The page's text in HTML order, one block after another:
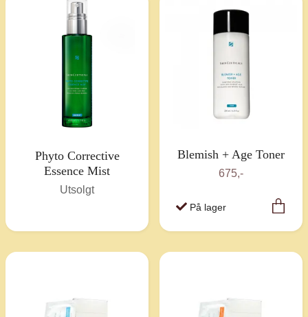
Phyto Corrective
Essence Mist
Utsolgt
Blemish + Age Toner
675,-
På lager